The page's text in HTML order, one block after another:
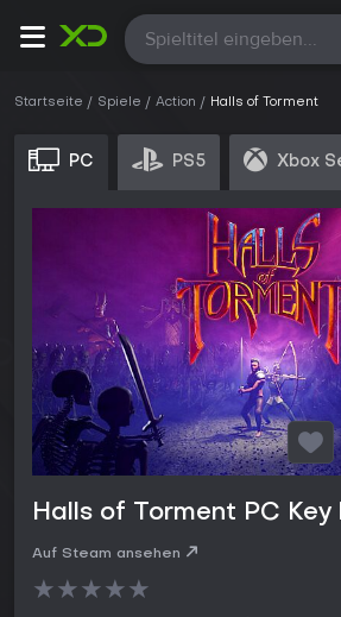
Alle
Startseite Spiele Action Halls of Torment
PC PS5 Xbox
Halls of Torment PC Key
Auf Steam ansehen
★★★★★